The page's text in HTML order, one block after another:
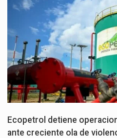
Ecopetrol detiene
ante creciente ola de